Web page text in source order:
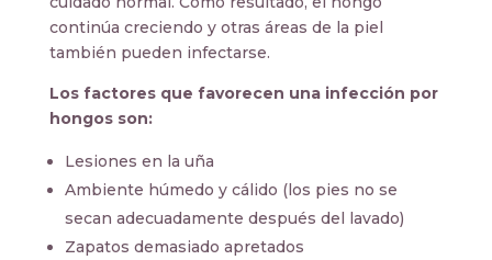
continúa creciendo y otras áreas de la piel
también pueden infectarse.
Los factores que favorecen una infección por
hongos son:
Lesiones en la uña
Ambiente húmedo y cálido (los pies no se
secan adecuadamente después del lavado)
Zapatos demasiado apretados